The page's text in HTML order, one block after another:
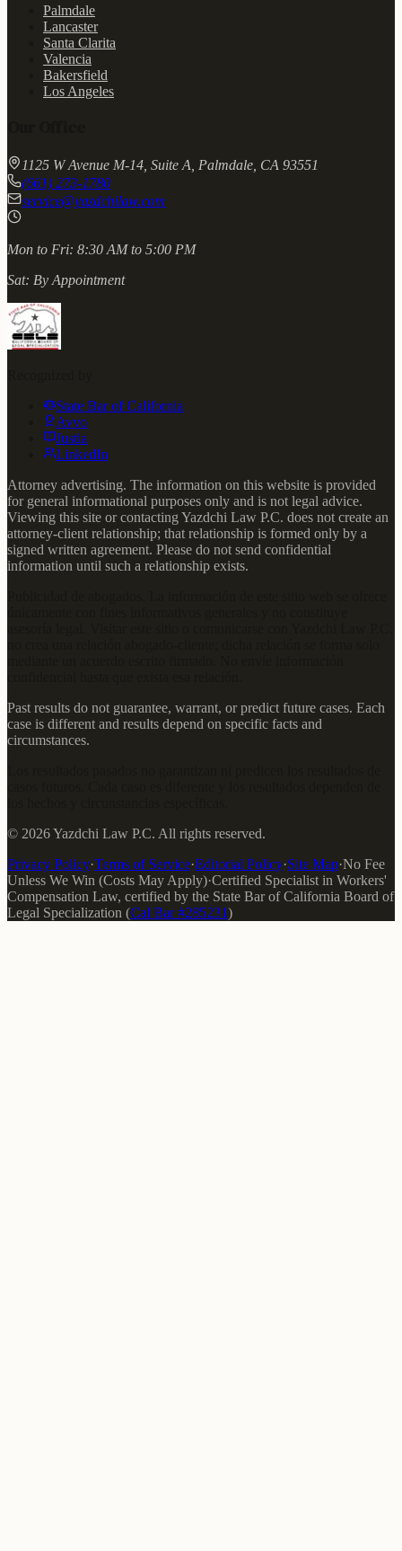
Palmdale
Lancaster
Santa Clarita
Valencia
Bakersfield
Los Angeles
1125 W Avenue M-14, Suite A, Palmdale, CA 93551
(661) 273-1780
service@yazdchilaw.com
Mon to Fri: 8:30 AM to 5:00 PM
Sat: By Appointment
State Bar of California
Avvo
Justia
LinkedIn
Attorney advertising. The information on this website is provided
for general informational purposes only and is not legal advice.
Viewing this site or contacting Yazdchi Law P.C. does not create an
attorney-client relationship; that relationship is formed only by a
signed written agreement. Please do not send confidential
information until such a relationship exists.
Past results do not guarantee, warrant, or predict future cases. Each
case is different and results depend on specific facts and
circumstances.
© 2026Yazdchi Law P.C. All rights reserved.
Privacy Policy·Terms of Service·Editorial Policy·Site Map·No Fee
Unless We Win (Costs May Apply)·Certified Specialist in Workers'
Compensation Law, certified by the State Bar of California Board of
Legal Specialization (Cal Bar #285231)